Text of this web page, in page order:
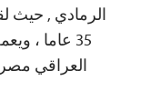
الرمادي , حيث
35 عاما ،
العراقي